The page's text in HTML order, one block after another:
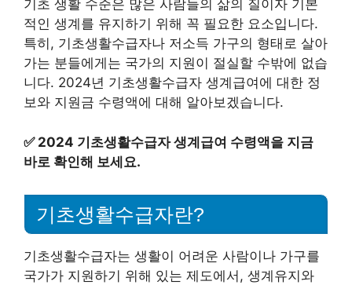
기초 생활 수준은 많은 사람들의 삶의 질이자 기본
적인 생계를 유지하기 위해 꼭 필요한 요소입니다.
특히, 기초생활수급자나 저소득 가구의 형태로 살아
가는 분들에게는 국가의 지원이 절실할 수밖에 없습
니다. 2024년 기초생활수급자 생계급여에 대한 정
보와 지원금 수령액에 대해 알아보겠습니다.
✅ 2024 기초생활수급자 생계급여 수령액을 지금
바로 확인해 보세요.
기초생활수급자란?
기초생활수급자는 생활이 어려운 사람이나 가구를
국가가 지원하기 위해 있는 제도에서, 생계유지와